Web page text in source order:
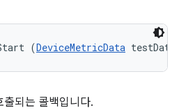
(DeviceMetricData
되는 콜백입니다.